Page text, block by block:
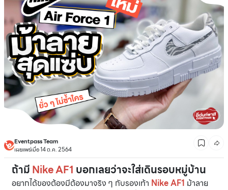
Eventpass Team
เผยแพร่เมื่อ 14 ต.ค. 2564
ถ้ามีNike AF1 บอกเลยว่าจะใส่เดินรอบหมู่บ้าน
อยากได้ของต้องมีต้องมาจริง ๆ กับรองเท้า Nike AF1 ม้าลาย